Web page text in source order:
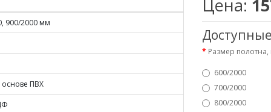
900/2000 мм
ПВХ
Цена:
Размер
600/2000
700/2000
800/2000